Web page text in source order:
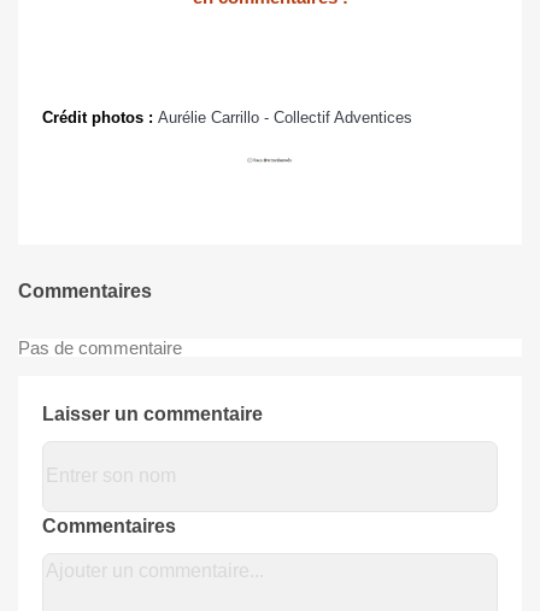
Crédit photos : Aurélie Carrillo - Collectif Adventices
Commentaires
Pas de commentaire
Laisser un commentaire
Commentaires